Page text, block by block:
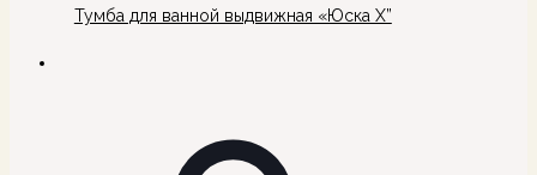
Тумба для ванной выдвижная «Юска Х”